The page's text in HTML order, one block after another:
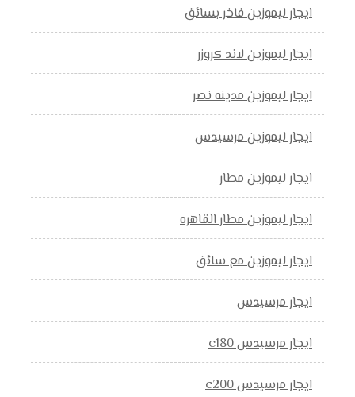
ايجار ليموزين فاخر بسائق
ايجار ليموزين لاند كروزر
ايجار ليموزين مدينه نصر
ايجار ليموزين مرسيدس
ايجار ليموزين مطار
ايجار ليموزين مطار القاهره
ايجار ليموزين مع سائق
ايجار مرسيدس
ايجار مرسيدس c180
ايجار مرسيدس c200